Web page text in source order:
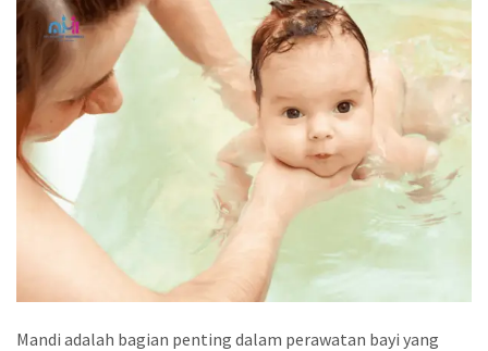
Mandi adalah bagian penting dalam perawatan bayi yang